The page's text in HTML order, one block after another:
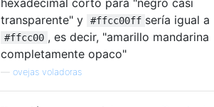
transparente" y
#ffcc00ff sería igual a
#ffcc00 , es decir, "amarillo mandarina
completamente opaco"
ovejas voladoras